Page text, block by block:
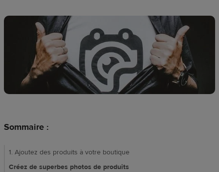
Création
Ressources
Tarifs
Sommaire :
1. Ajoutez des produits à votre boutique
Créez de superbes photos de produits